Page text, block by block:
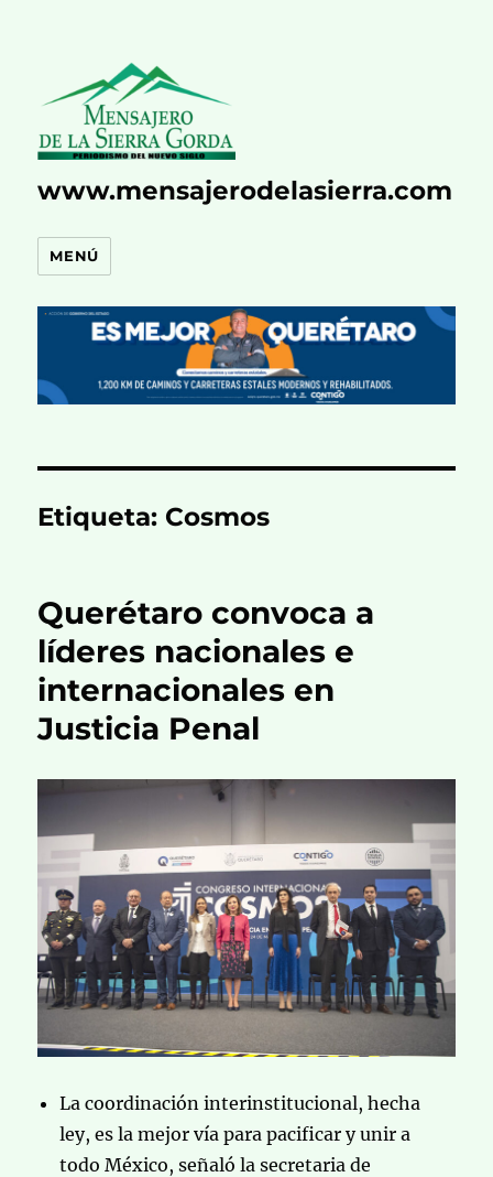
www.mensajerodelasierra.com
MENÚ
Etiqueta: Cosmos
Querétaro convoca a
líderes nacionales e
internacionales en
Justicia Penal
La coordinación interinstitucional, hecha
ley, es la mejor vía para pacificar y unir a
todo México, señaló la secretaria de